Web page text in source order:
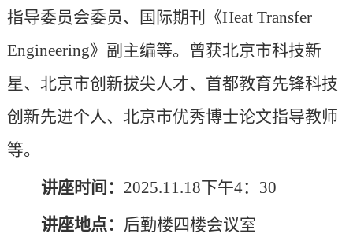
指导委员会委员、国际期刊《Heat Transfer
Engineering》副主编等。曾获北京市科技新
星、北京市创新拔尖人才、首都教育先锋科技
创新先进个人、北京市优秀博士论文指导教师
等。
讲座时间： 2025.11.18下午4：30
讲座地点： 后勤楼四楼会议室